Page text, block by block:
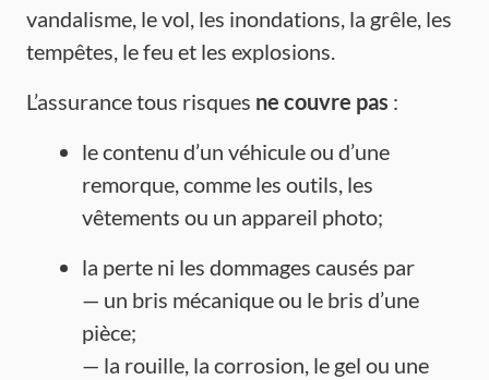
vandalisme, le vol, les inondations, la grêle, les
tempêtes, le feu et les explosions.
L’assurance tous risques ne couvre pas :
le contenu d’un véhicule ou d’une
remorque, comme les outils, les
vêtements ou un appareil photo;
la perte ni les dommages causés par
— un bris mécanique ou le bris d’une
pièce;
— la rouille, la corrosion, le gel ou une